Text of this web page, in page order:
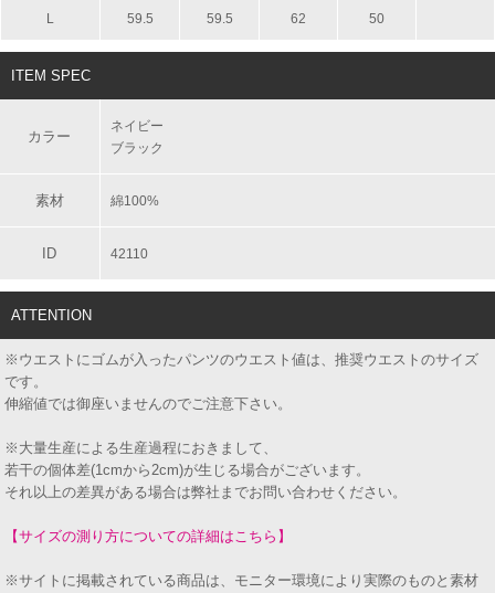
L 59.5 59.5 62 50
ITEM SPEC
カラー
ネイビー
ブラック
素材 綿100%
ID 42110
ATTENTION
※ウエストにゴムが入ったパンツのウエスト値は、推奨ウエストのサイズ
です。
伸縮値では御座いませんのでご注意下さい。
※大量生産による生産過程におきまして、
若干の個体差(1cmから2cm)が生じる場合がございます。
それ以上の差異がある場合は弊社までお問い合わせください。
【サイズの測り方についての詳細はこちら】
※サイトに掲載されている商品は、モニター環境により実際のものと素材